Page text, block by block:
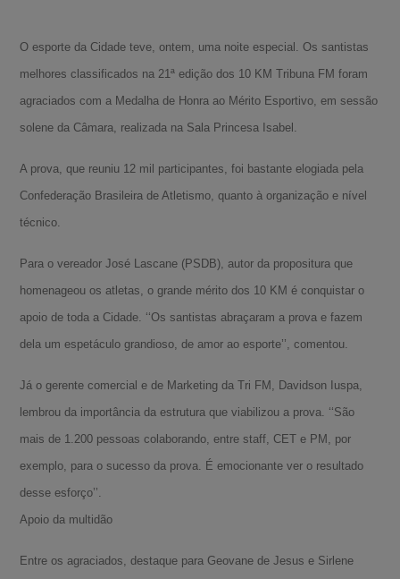
O esporte da Cidade teve, ontem, uma noite especial. Os santistas
melhores classificados na 21ª edição dos 10 KM Tribuna FM foram
agraciados com a Medalha de Honra ao Mérito Esportivo, em sessão
solene da Câmara, realizada na Sala Princesa Isabel.
A prova, que reuniu 12 mil participantes, foi bastante elogiada pela
Confederação Brasileira de Atletismo, quanto à organização e nível
técnico.
Para o vereador José Lascane (PSDB), autor da propositura que
homenageou os atletas, o grande mérito dos 10 KM é conquistar o
apoio de toda a Cidade. ‘‘Os santistas abraçaram a prova e fazem
dela um espetáculo grandioso, de amor ao esporte’’, comentou.
Já o gerente comercial e de Marketing da Tri FM, Davidson Iuspa,
lembrou da importância da estrutura que viabilizou a prova. ‘‘São
mais de 1.200 pessoas colaborando, entre staff, CET e PM, por
exemplo, para o sucesso da prova. É emocionante ver o resultado
desse esforço’’.
Apoio da multidão
Entre os agraciados, destaque para Geovane de Jesus e Sirlene